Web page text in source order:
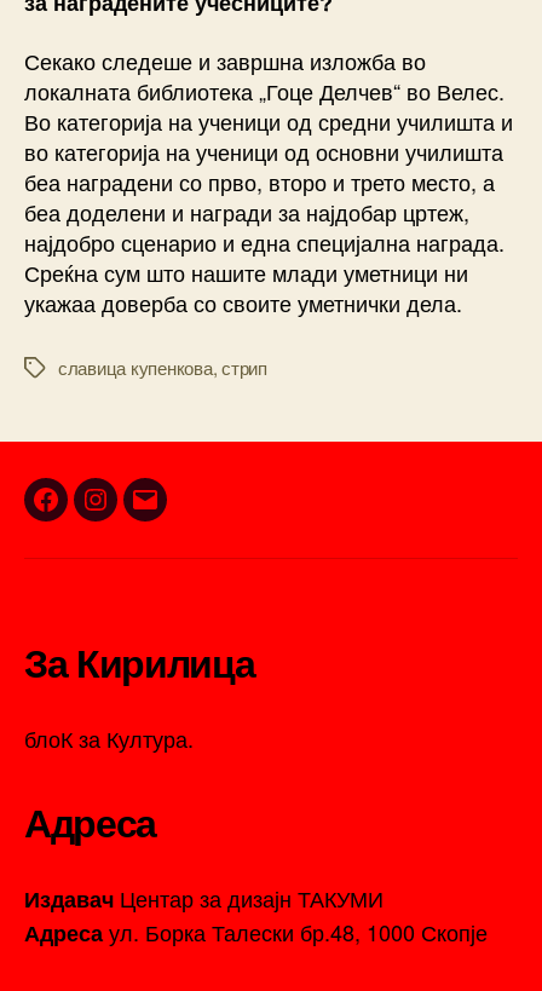
Секако следеше и завршна изложба во
локалната библиотека „Гоце Делчев“ во Велес.
Во категорија на ученици од средни училишта и
во категорија на ученици од основни училишта
беа наградени со прво, второ и трето место, а
беа доделени и награди за најдобар цртеж,
најдобро сценарио и една специјална награда.
Среќна сум што нашите млади уметници ни
укажаа доверба со своите уметнички дела.
Tagsславица купенкова,стрип
Facebook
Instagram
Email
За Кирилица
блоК за Култура.
Адреса
Издавач Центар за дизајн ТАКУМИ
Адресаул. Борка Талески бр.48, 1000 Скопје